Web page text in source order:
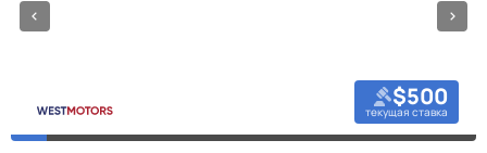
$500
текущая ставка